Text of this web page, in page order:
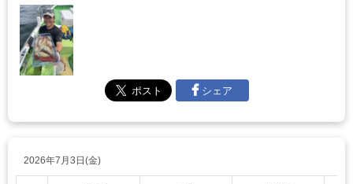
シェア
2026年7月3日(金)